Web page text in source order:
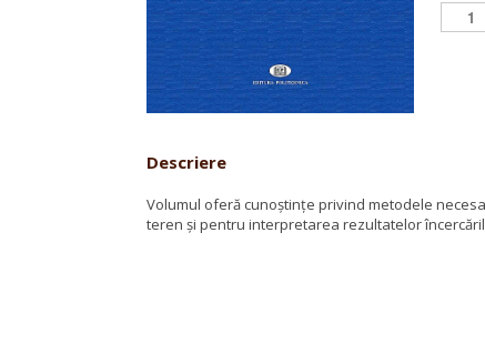
Descriere
Volumul oferă cunoştinţe privind metodele
teren şi pentru interpretarea rezultatelor